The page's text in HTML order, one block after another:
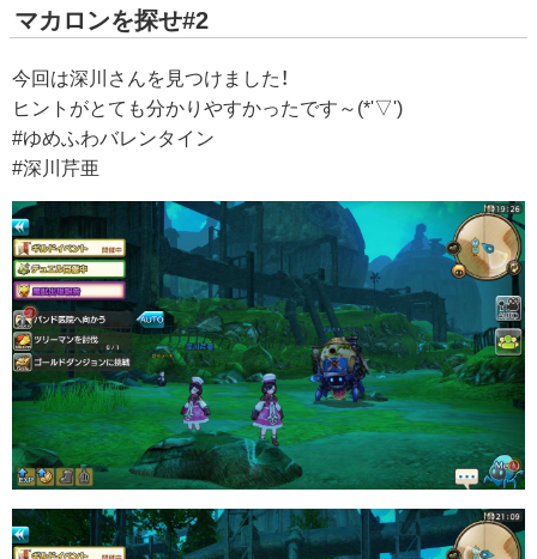
マカロンを探せ#2
今回は深川さんを見つけました！
ヒントがとても分かりやすかったです～(*'▽')
#ゆめふわバレンタイン
#深川芹亜